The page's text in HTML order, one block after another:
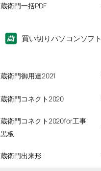
蔵衛門一括PDF
買い切りパソコンソフト
蔵衛門御用達2021
蔵衛門コネクト2020
蔵衛門コネクト2020for工事
黒板
蔵衛門出来形